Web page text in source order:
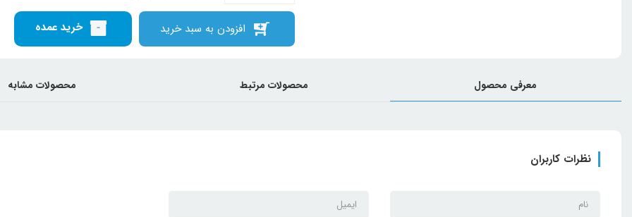
افزودن به سبد خرید خرید عمده
معرفی محصول محصولات مرتبط محصولات مشابه
نظرات کاربران